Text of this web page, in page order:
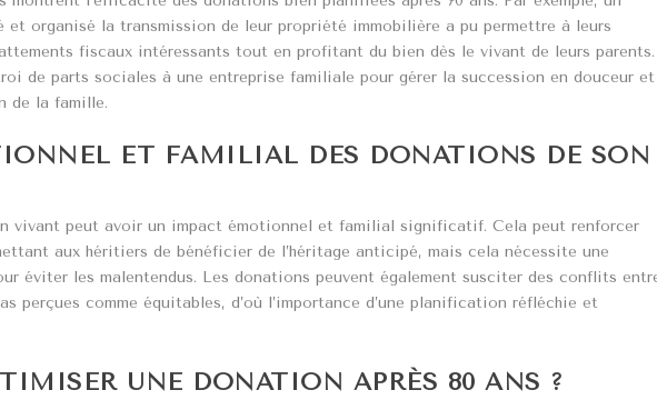
organisé la transmission de leur propriété immobilière a pu permettre à leurs
fiscaux intéressants tout en profitant du bien dès le vivant de leurs parents.
de parts sociales à une entreprise familiale pour gérer la succession en douceur et
de la famille.
ET FAMILIAL DES DONATIONS DE SON
vivant peut avoir un impact émotionnel et familial significatif. Cela peut renforcer
aux héritiers de bénéficier de l’héritage anticipé, mais cela nécessite une
éviter les malentendus. Les donations peuvent également susciter des conflits
perçues comme équitables, d’où l’importance d’une planification réfléchie et
UNE DONATION APRÈS 80 ANS ?